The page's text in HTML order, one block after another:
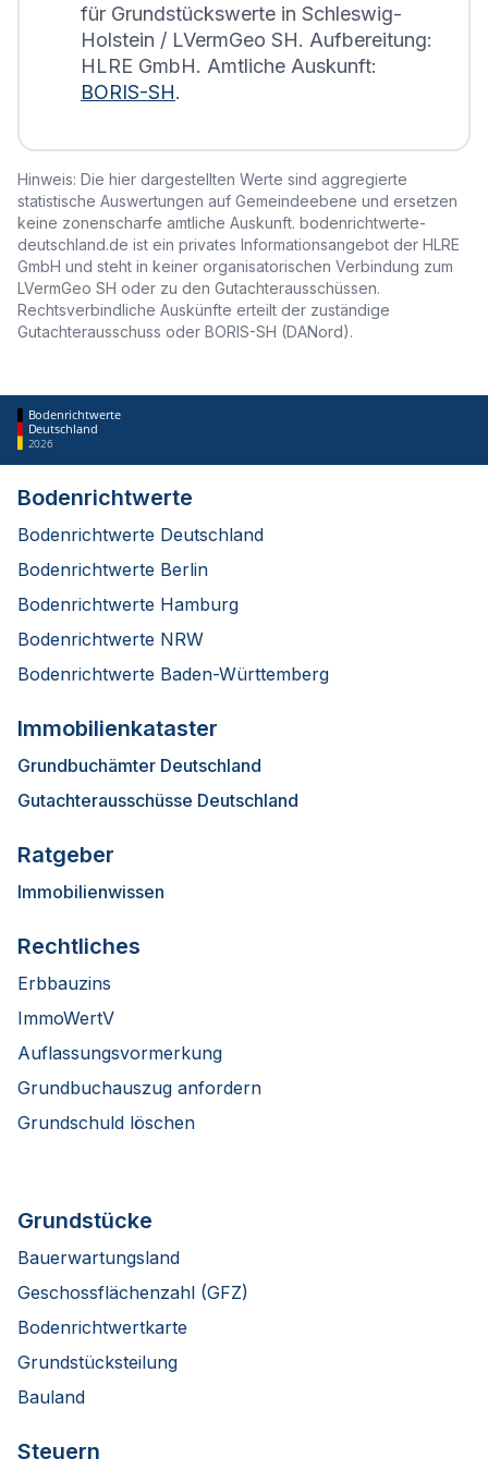
für Grundstückswerte in Schleswig-
Holstein / LVermGeo SH. Aufbereitung:
HLRE GmbH. Amtliche Auskunft:
BORIS-SH.
Hinweis: Die hier dargestellten Werte sind aggregierte
statistische Auswertungen auf Gemeindeebene und ersetzen
keine zonenscharfe amtliche Auskunft. bodenrichtwerte-
deutschland.de ist ein privates Informationsangebot der HLRE
GmbH und steht in keiner organisatorischen Verbindung zum
LVermGeo SH oder zu den Gutachterausschüssen.
Rechtsverbindliche Auskünfte erteilt der zuständige
Gutachterausschuss oder BORIS-SH (DANord).
Bodenrichtwerte
Deutschland
2026
Bodenrichtwerte
Bodenrichtwerte Deutschland
Bodenrichtwerte Berlin
Bodenrichtwerte Hamburg
Bodenrichtwerte NRW
Bodenrichtwerte Baden-Württemberg
Immobilienkataster
Grundbuchämter Deutschland
Gutachterausschüsse Deutschland
Ratgeber
Immobilienwissen
Rechtliches
Erbbauzins
ImmoWertV
Auflassungsvormerkung
Grundbuchauszug anfordern
Grundschuld löschen
Grundstücke
Bauerwartungsland
Geschossflächenzahl (GFZ)
Bodenrichtwertkarte
Grundstücksteilung
Bauland
Steuern